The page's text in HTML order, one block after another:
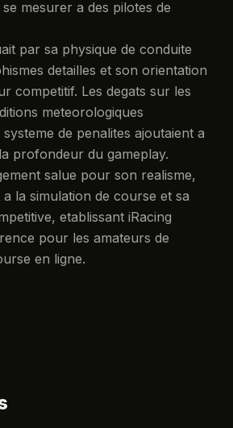
mesurer a des pilotes de
par sa physique de conduite
detailles et son orientation
competitif. Les degats sur les
meteorologiques
de penalites ajoutaient a
profondeur du gameplay.
salue pour son realisme,
la simulation de course et sa
etablissant iRacing
pour les amateurs de
en ligne.